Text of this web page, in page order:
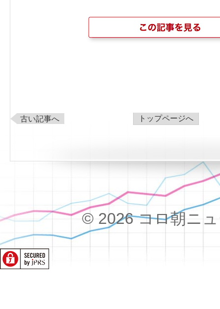
古い記事へ トップページへ
© 2026 コロ朝ニ